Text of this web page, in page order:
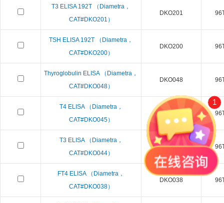
T3 ELISA 192T （Diametra，
CAT#DKO201）
DKO201
TSH ELISA 192T （Diametra，
CAT#DKO200）
DKO200
Thyroglobulin ELISA （Diametra，
CAT#DKO048）
DKO048
T4 ELISA （Diametra，
CAT#DKO045）
DKO045
T3 ELISA （Diametra，
CAT#DKO044）
DKO044
FT4 ELISA （Diametra，
CAT#DKO038）
DKO038
1